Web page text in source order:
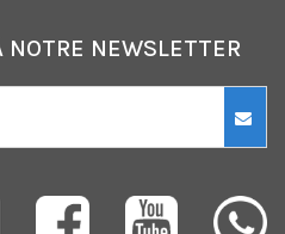
NEWSLETTER